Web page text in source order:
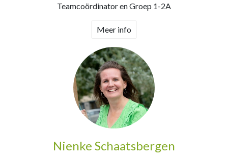
Teamcoördinator en Groep 1-2A
Meer info
Nienke Schaatsbergen